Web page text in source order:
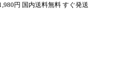
円 国内送料無料 すぐ発送